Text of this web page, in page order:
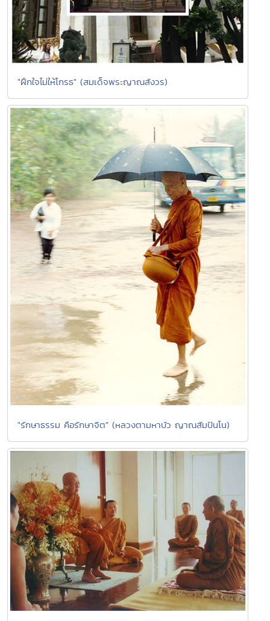
"ฝึกใจไม่ให้โกรธ" (สมเด็จพระญาณสังวร)
"รักษาธรรม คือรักษาจิต" (หลวงตามหาบัว ญาณสัมปันโน)